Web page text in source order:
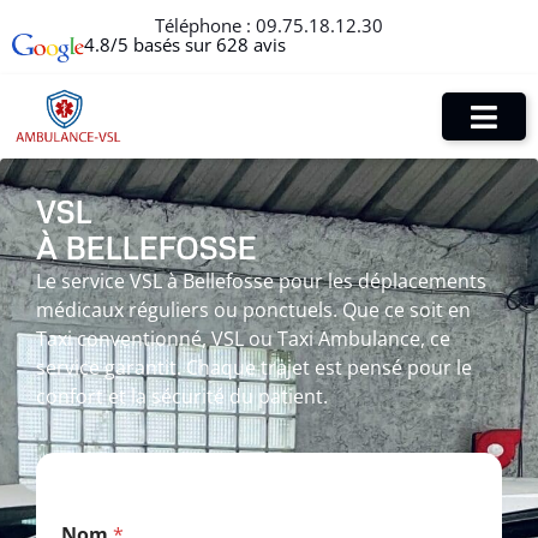
Téléphone : 09.75.18.12.30
4.8/5 basés sur 628 avis
VSL
À BELLEFOSSE
Le service VSL à Bellefosse pour les déplacements
médicaux réguliers ou ponctuels. Que ce soit en
Taxi conventionné, VSL ou Taxi Ambulance, ce
service garantit. Chaque trajet est pensé pour le
confort et la sécurité du patient.
N